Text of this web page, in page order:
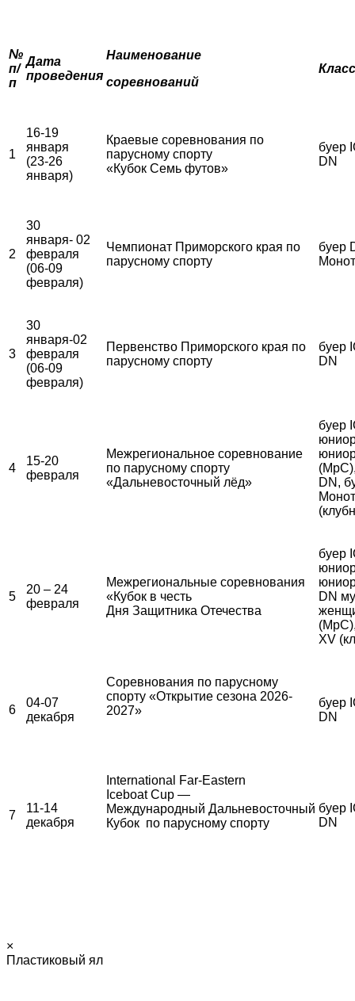
№
п/
п
Дата
проведения
Наименование
соревнований
Класс
1
16-19
января
(23-26
января)
Краевые соревнования по
парусному спорту
«Кубок Семь футов»
буер
DN
2
30
января- 02
февраля
(06-09
февраля)
Чемпионат Приморского края по
парусному спорту
буер
3
30
января-02
февраля
(06-09
февраля)
Первенство Приморского края по
парусному спорту
буер
DN
4
15-20
февраля
Межрегиональное соревнование
по парусному спорту
«Дальневосточный лёд»
буер
DN,
5
20 – 24
февраля
Межрегиональные соревнования
«Кубок в честь
Дня Защитника Отечества
буер
DN
XV
6
04-07
декабря
Соревнования по парусному
спорту «Открытие сезона 2026-
2027»
буер
DN
7
11-14
декабря
International Far-Eastern
Iceboat Cup —
Международный Дальневосточный
Кубок по парусному спорту
буер
DN
×
Пластиковый ял